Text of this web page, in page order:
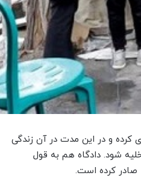
خریداری کرده و در این مدت در آن زندگی
شود. دادگاه هم به قول
کرده است.